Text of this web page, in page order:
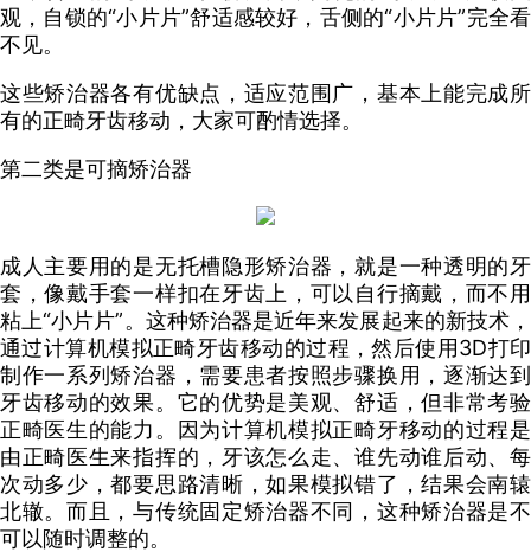
观，自锁的“小片片”舒适感较好，舌侧的“小片片”完全看
不见。
这些矫治器各有优缺点，适应范围广，基本上能完成所
有的正畸牙齿移动，大家可酌情选择。
第二类是可摘矫治器
成人主要用的是无托槽隐形矫治器，就是一种透明的牙
套，像戴手套一样扣在牙齿上，可以自行摘戴，而不用
粘上“小片片”。这种矫治器是近年来发展起来的新技术，
通过计算机模拟正畸牙齿移动的过程，然后使用3D打印
制作一系列矫治器，需要患者按照步骤换用，逐渐达到
牙齿移动的效果。它的优势是美观、舒适，但非常考验
正畸医生的能力。因为计算机模拟正畸牙移动的过程是
由正畸医生来指挥的，牙该怎么走、谁先动谁后动、每
次动多少，都要思路清晰，如果模拟错了，结果会南辕
北辙。而且，与传统固定矫治器不同，这种矫治器是不
可以随时调整的。